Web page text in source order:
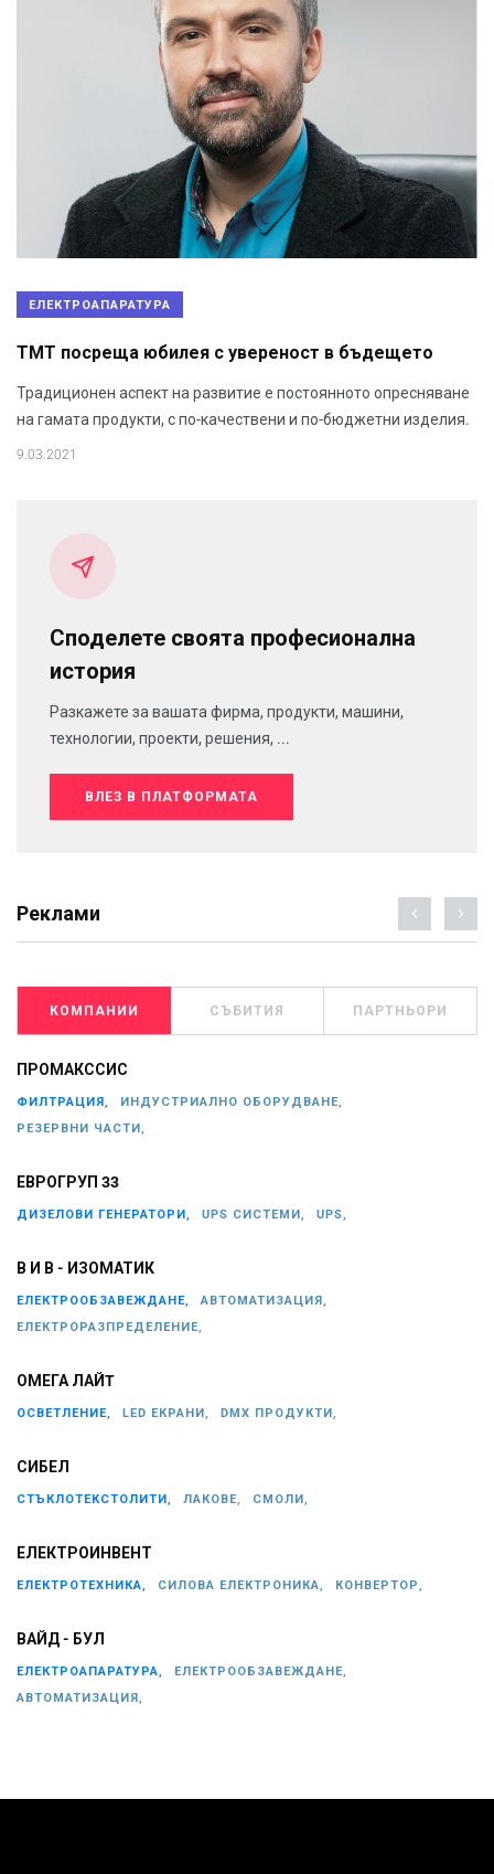
ЕЛЕКТРОАПАРАТУРА
ТМТ посреща юбилея с увереност в бъдещето
Традиционен аспект на развитие е постоянното опресняване
на гамата продукти, с по-качествени и по-бюджетни изделия.
9.03.2021
Споделете своята професионална
история
Разкажете за вашата фирма, продукти, машини,
технологии, проекти, решения, ...
ВЛЕЗ В ПЛАТФОРМАТА
Реклами
КОМПАНИИ СЪБИТИЯ ПАРТНЬОРИ
ПРОМАКССИС
ФИЛТРАЦИЯ,
ИНДУСТРИАЛНО ОБОРУДВАНЕ,
РЕЗЕРВНИ ЧАСТИ,
ЕВРОГРУП 33
ДИЗЕЛОВИ ГЕНЕРАТОРИ, UPS СИСТЕМИ, UPS,
В И В - ИЗОМАТИК
ЕЛЕКТРООБЗАВЕЖДАНЕ,
АВТОМАТИЗАЦИЯ,
ЕЛЕКТРОРАЗПРЕДЕЛЕНИЕ,
ОМЕГА ЛАЙT
ОСВЕТЛЕНИЕ, LED ЕКРАНИ, DMX ПРОДУКТИ,
СИБЕЛ
СТЪКЛОТЕКСТОЛИТИ, ЛАКОВЕ, СМОЛИ,
ЕЛЕКТРОИНВЕНТ
ЕЛЕКТРОТЕХНИКА, СИЛОВА ЕЛЕКТРОНИКА, КОНВЕРТОР,
ВАЙД - БУЛ
ЕЛЕКТРОАПАРАТУРА,
ЕЛЕКТРООБЗАВЕЖДАНЕ,
АВТОМАТИЗАЦИЯ,